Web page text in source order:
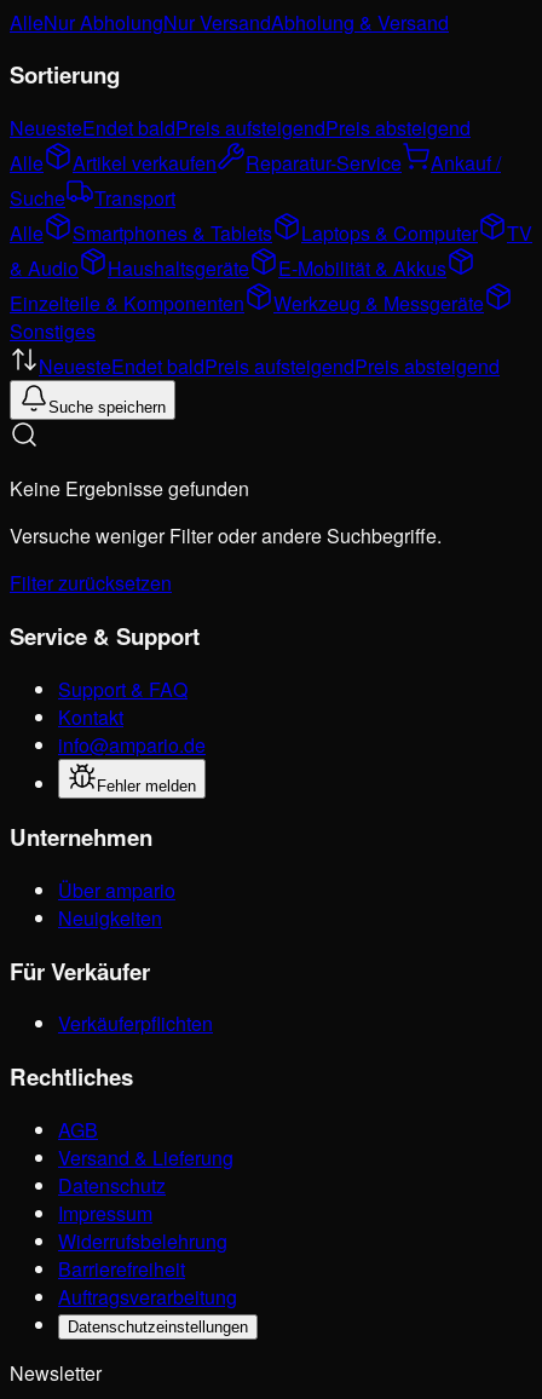
AlleNur AbholungNur VersandAbholung & Versand
Sortierung
NeuesteEndet baldPreis aufsteigendPreis absteigend
Alle
Artikel verkaufen Reparatur-Service
Ankauf /
Suche
Transport
Alle
Smartphones & Tablets Laptops & Computer
TV
& Audio
Haushaltsgeräte
E-Mobilität & Akkus
Einzelteile & Komponenten
Werkzeug & Messgeräte
Sonstiges
NeuesteEndet baldPreis aufsteigendPreis absteigend
Suche speichern
Keine Ergebnisse gefunden
Versuche weniger Filter oder andere Suchbegriffe.
Filter zurücksetzen
Service & Support
Support & FAQ
Kontakt
info@ampario.de
Fehler melden
Unternehmen
Über ampario
Neuigkeiten
Für Verkäufer
Verkäuferpflichten
Rechtliches
AGB
Versand & Lieferung
Datenschutz
Impressum
Widerrufsbelehrung
Barrierefreiheit
Auftragsverarbeitung
Datenschutzeinstellungen
Newsletter